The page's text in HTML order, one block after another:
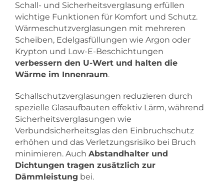
Schall- und Sicherheitsverglasung erfüllen
wichtige Funktionen für Komfort und Schutz.
Wärmeschutzverglasungen mit mehreren
Scheiben, Edelgasfüllungen wie Argon oder
Krypton und Low-E-Beschichtungen
verbessern den U-Wert und halten die
Wärme im Innenraum.
Schallschutzverglasungen reduzieren durch
spezielle Glasaufbauten effektiv Lärm, während
Sicherheitsverglasungen wie
Verbundsicherheitsglas den Einbruchschutz
erhöhen und das Verletzungsrisiko bei Bruch
minimieren. Auch Abstandhalter und
Dichtungen tragen zusätzlich zur
Dämmleistung bei.